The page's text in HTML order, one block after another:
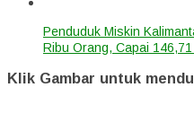
Penduduk Miskin
Ribu Orang, Capai
Klik Gambar untuk